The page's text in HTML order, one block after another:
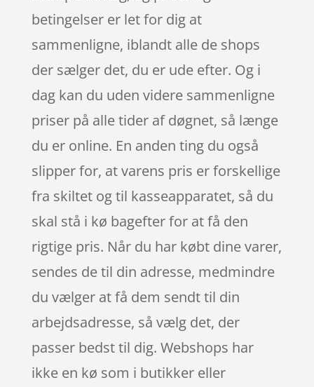
betingelser er let for dig at
sammenligne, iblandt alle de shops
der sælger det, du er ude efter. Og i
dag kan du uden videre sammenligne
priser på alle tider af døgnet, så længe
du er online. En anden ting du også
slipper for, at varens pris er forskellige
fra skiltet og til kasseapparatet, så du
skal stå i kø bagefter for at få den
rigtige pris. Når du har købt dine varer,
sendes de til din adresse, medmindre
du vælger at få dem sendt til din
arbejdsadresse, så vælg det, der
passer bedst til dig. Webshops har
ikke en kø som i butikker eller